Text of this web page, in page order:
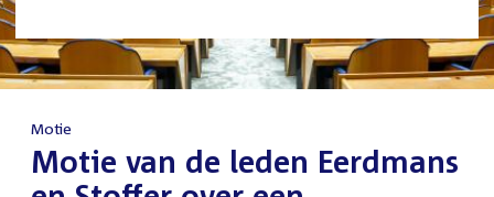
Motie
:Motie van de leden Eerdmans